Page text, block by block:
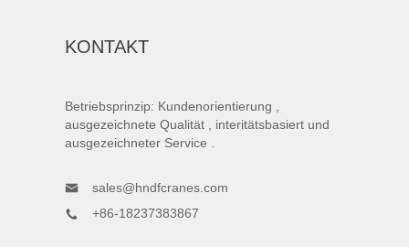
KONTAKT
Betriebsprinzip: Kundenorientierung ,
ausgezeichnete Qualität , interitätsbasiert und
ausgezeichneter Service .
sales@hndfcranes.com
+86-18237383867